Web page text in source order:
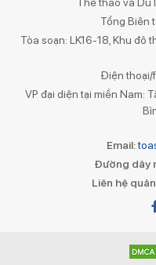
Thể thao và Du
Tổng Biên
Tòa soạn: LK16-18, Khu đô
Điện thoại/
VP đại diện tại miền Nam:
Email:
Đường dây
Liên hệ